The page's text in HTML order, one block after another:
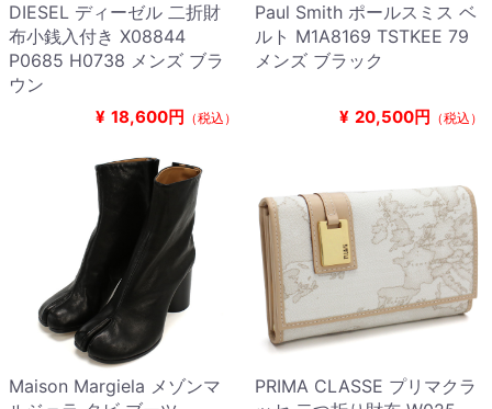
DIESEL ディーゼル 二折財
布小銭入付き X08844
P0685 H0738 メンズ ブラ
ウン
¥ 18,600円 （税込）
Paul Smith ポールスミス ベ
ルト M1A8169 TSTKEE 79
メンズ ブラック
¥ 20,500円 （税込）
Maison Margiela メゾンマ
PRIMA CLASSE プリマクラ